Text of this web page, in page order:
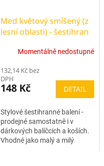
Med květový smíšený (z
lesní oblasti) - šestihran
Momentálně nedostupné
132,14 Kč bez
DPH
148 Kč DETAIL
Stylové šestihranné balení -
prodejné samostatně i v
dárkových balíčcích a koších.
Vhodné jako malý a milý